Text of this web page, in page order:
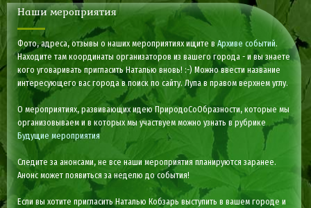
Наши мероприятия
Фото, адреса, отзывы о наших мероприятиях ищите вАрхиве событий.
Находите там координаты организаторов из вашего города - и вы знаете
кого уговаривать пригласить Наталью вновь! :-) Можно ввести название
интересующего вас города в поиск по сайту. Лупа в правом верхнем углу.
О мероприятиях, развивающих идею ПриродоСоОбразности, которые мы
организовываем и в которых мы участвуем можно узнать в рубрике
Будущие мероприятия
Следите за анонсами, не все наши мероприятия планируются заранее.
Анонс может появиться за неделю до события!
Если вы хотите пригласить Наталью Кобзарь выступить в вашем городе и